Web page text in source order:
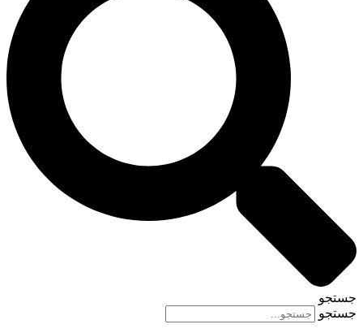
جستجو
جستجو